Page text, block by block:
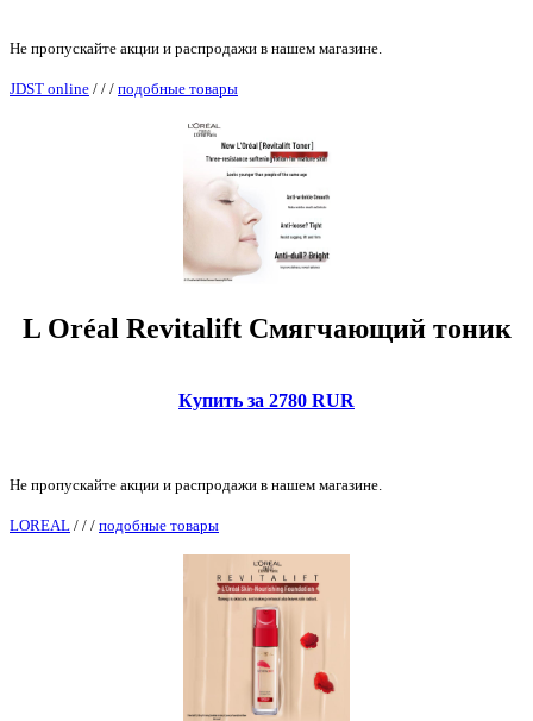
Не пропускайте акции и распродажи в нашем магазине.
JDST online / / / подобные товары
L Oréal Revitalift Смягчающий тоник
Купить за 2780 RUR
Не пропускайте акции и распродажи в нашем магазине.
LOREAL / / / подобные товары